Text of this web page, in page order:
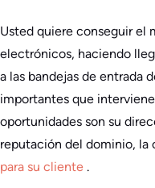
Usted quiere conseguir el
electrónicos, haciendo
a las bandejas de entrada
importantes que
oportunidades son su
reputación del dominio, la
para su cliente .